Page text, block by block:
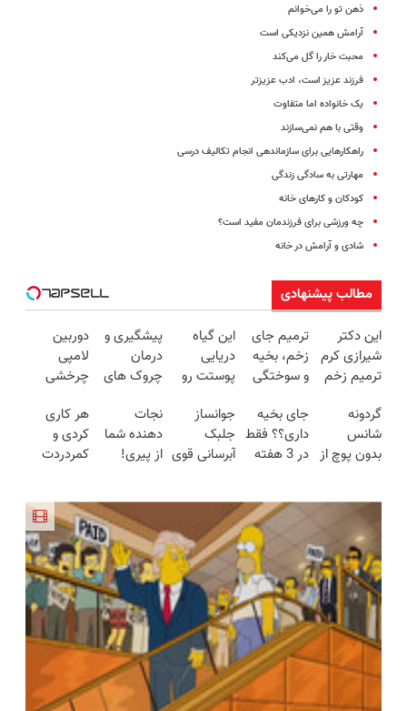
ذهن تو را می‌خوانم
آرامش ‌همین نزدیکی است
محبت خار را گل می‌کند
فرزند عزیز است، ‌ادب عزیزتر
یک خانواده اما متفاوت
وقتی با هم نمی‌سازند
راهکارهایی برای سازماندهی انجام تکالیف درسی
مهارتی به سادگی زندگی
کودکان و کارهای خانه
چه ورزشی برای فرزندمان مفید است؟
شادی و آرامش در خانه
مطالب پیشنهادی
این دکتر
شیرازی کرم
ترمیم زخم
ساخت!!!
ترمیم جای
زخم، بخیه
و سوختگی
هفته!!😍
این گیاه
دریایی
پوستت رو
میکنه
جوون شدی
خرید
پیشگیری و
درمان
چروک های
این روش
امن
دوربین
لامپی
چرخشی
فقط امروز
حراج شد🔥
پرداخت
گردونه
شانس
بدون پوچ از
بیت کوین
جای بخیه
داری؟؟ فقط
در 3 هفته
جوانساز
جلبک
آبرسانی قوی
نجات
دهنده شما
از پیری!
هر کاری
کردی و
کمردردت
پرسشنامه و
دریافت راه
حل